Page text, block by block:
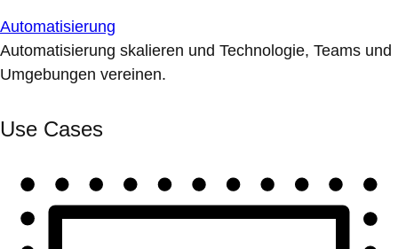
Automatisierung
Automatisierung skalieren und Technologie, Teams und
Umgebungen vereinen.
Use Cases